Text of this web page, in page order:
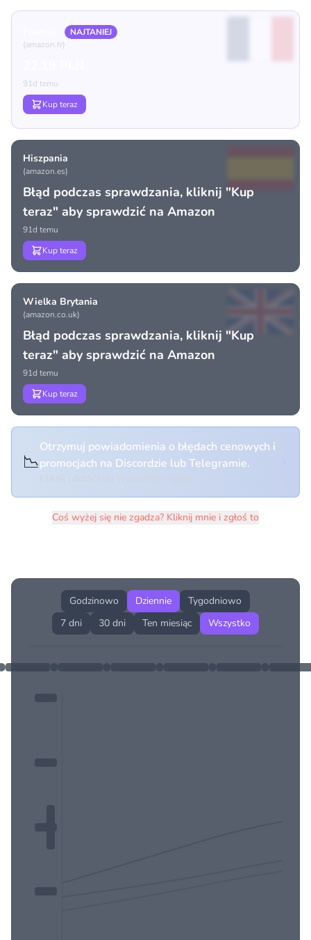
NAJTANIEJ
(amazon.fr)
91d temu
Kup teraz
Hiszpania
(amazon.es)
Błąd podczas sprawdzania, kliknij "Kup
teraz" aby sprawdzić na Amazon
91d temu
Kup teraz
Wielka Brytania
(amazon.co.uk)
Błąd podczas sprawdzania, kliknij "Kup
teraz" aby sprawdzić na Amazon
91d temu
Kup teraz
📉
Otrzymuj powiadomienia o błędach cenowych i
promocjach na Discordzie lub Telegramie.
Coś wyżej się nie zgadza? Kliknij mnie i zgłoś to
Godzinowo Dziennie
Tygodniowo
7 dni
30 dni Ten miesiąc Wszystko